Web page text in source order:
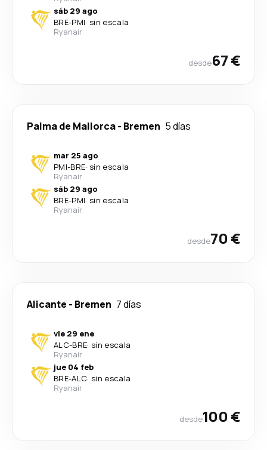
sáb 29 ago
BRE-PMI· sin escala
Ryanair
desde67 €
Palma de Mallorca- Bremen 5 días
mar 25 ago
PMI-BRE· sin escala
Ryanair
sáb 29 ago
BRE-PMI· sin escala
Ryanair
desde70 €
Alicante - Bremen 7 días
vie 29 ene
ALC-BRE· sin escala
Ryanair
jue 04 feb
BRE-ALC· sin escala
Ryanair
desde100 €